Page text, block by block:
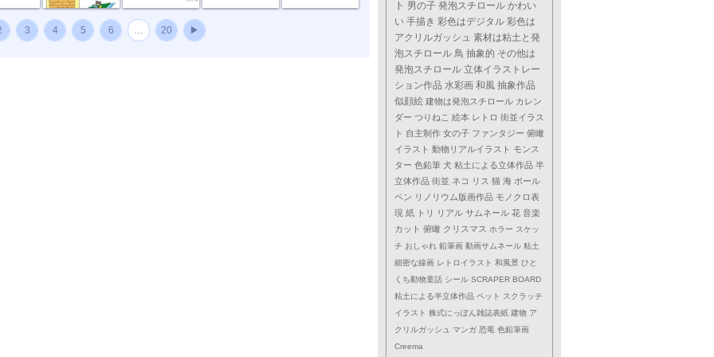
3 4 5 6 … 20 ▶
ト 男の子 発泡スチロール かわい
い 手描き 彩色はデジタル 彩色は
アクリルガッシュ 素材は粘土と発
泡スチロール 鳥 抽象的 その他は
発泡スチロール 立体イラストレー
ション作品 水彩画 和風 抽象作品
似顔絵 建物は発泡スチロール カレン
ダー つりねこ 絵本 レトロ 街並イラス
ト 自主制作 女の子 ファンタジー 俯瞰
イラスト 動物リアルイラスト モンス
ター 色鉛筆 犬 粘土による立体作品 半
立体作品 街並 ネコ リス 猫 海 ボール
ペン リノリウム版画作品 モノクロ表
現 紙 トリ リアル サムネール 花 音楽
カット 俯瞰 クリスマス ホラー スケッ
チ おしゃれ 鉛筆画 動画サムネール 粘土
細密な線画 レトロイラスト 和風景 ひと
くち動物童話 シール SCRAPER BOARD
粘土による半立体作品 ペット
スクラッチ
イラスト 株式にっぽん雑誌表紙 建物 ア
クリルガッシュ
マンガ 恐竜 色鉛筆画
Creema